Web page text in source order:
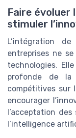
Faire évoluer
stimuler
L’intégration
entreprises ne
technologies.
profonde de la
compétitives sur
encourager
l’acceptation
l’intelligence